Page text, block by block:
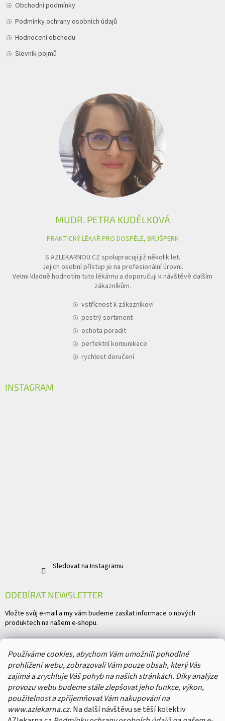
Používáme cookies, abychom Vám umožnili pohodlné
prohlížení webu, zobrazovali Vám pouze obsah, který Vás
zajímá a zrychluje Váš pohyb na našich stránkách. Díky analýze
provozu webu budeme stále zlepšovat jeho funkce, výkon,
použitelnost a zpříjemňovat Vám nakupování na
www.azlekarna.cz. Na další návštěvu se těší kolektiv
Obchodní podmínky
Podmínky ochrany osobních údajů
Hodnocení obchodu
Slovník pojmů
MUDR. PETRA KUDĚLKOVÁ
PRAKTICKÝ LÉKAŘ PRO DOSPĚLÉ, BRUŠPERK
S AZLEKARNOU.CZ spolupracuji již několik let.
Jejich osobní přístup je na profesionální úrovni.
Velmi kladně hodnotím tuto lékárnu a doporučuji k návštěvě dalším
zákazníkům.
vstřícnost k zákazníkovi
pestrý sortiment
ochota poradit
perfektní komunikace
rychlost doručení
INSTAGRAM
Sledovat na Instagramu
ODEBÍRAT NEWSLETTER
Vložte svůj e-mail a my vám budeme zasílat informace o nových
produktech na našem e-shopu.
Vložením e-mailu souhlasíte spodmínkami ochrany osobních údajů
PŘIHLÁSIT SE